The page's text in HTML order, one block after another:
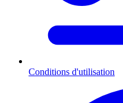
Conditions d'utilisation